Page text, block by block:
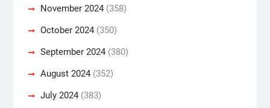
November 2024(358)
October 2024(350)
September 2024(380)
August 2024(352)
July 2024(383)